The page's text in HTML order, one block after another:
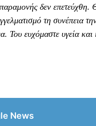
δεν επετεύχθη.
τη συνέπεια
Του ευχόμαστε υγεία και
News